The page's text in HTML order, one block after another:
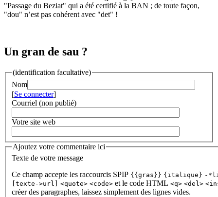
"Passage du Beziat" qui a été certifié à la BAN ; de toute façon,
"dou" n’est pas cohérent avec "det" !
Un gran de sau ?
(identification facultative)
Nom
[Se connecter]
Courriel (non publié)
Votre site web
Ajoutez votre commentaire ici
Texte de votre message
Ce champ accepte les raccourcis SPIP {{gras}} {italique} -
[texte->url]
<quote> <code> et le code HTML <q> <del>
créer des paragraphes, laissez simplement des lignes vides.